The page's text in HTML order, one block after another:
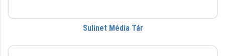
Intézményi felfedezés
Sulinet Média Tár